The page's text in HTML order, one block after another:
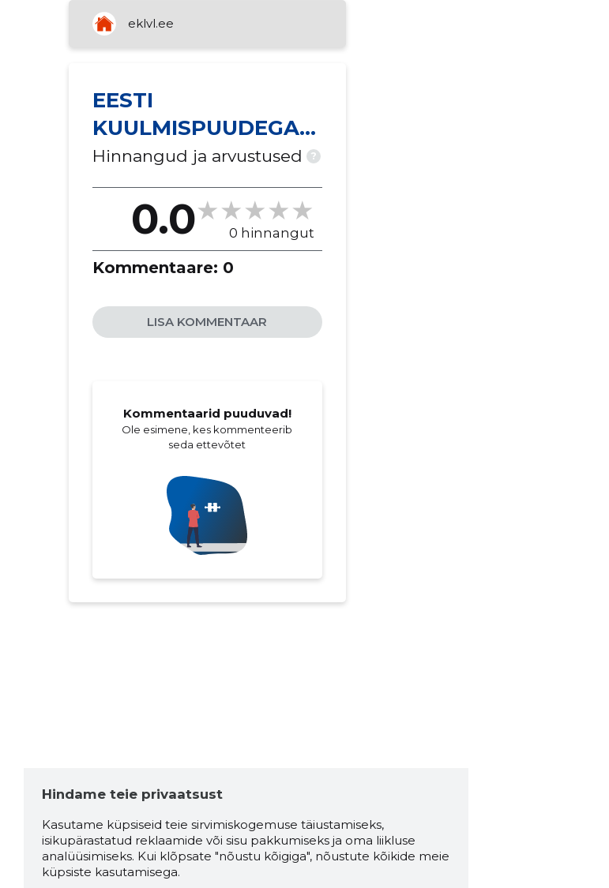
eklvl.ee
EESTI
KUULMISPUUDEGA
LASTE VANEMATE
LIIT MTÜ
Hinnangud ja arvustused ?
0.0 0 hinnangut
Kommentaare: 0
LISA KOMMENTAAR
Kommentaarid puuduvad!
Ole esimene, kes kommenteerib
seda ettevõtet
Hindame teie privaatsust
Kasutame küpsiseid teie sirvimiskogemuse täiustamiseks,
isikupärastatud reklaamide või sisu pakkumiseks ja oma liikluse
analüüsimiseks. Kui klõpsate "nõustu kõigiga", nõustute kõikide meie
küpsiste kasutamisega.